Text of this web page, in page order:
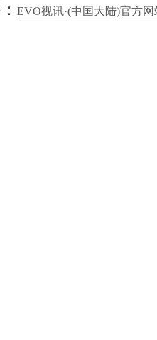
EVO视讯·(中国大陆)官方网